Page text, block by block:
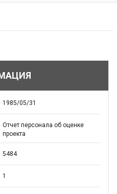
1985/05/31
Отчет персонала об оценке
проекта
5484
1